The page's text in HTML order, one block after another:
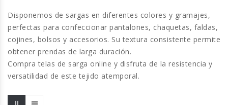
Disponemos de sargas en diferentes colores y gramajes,
perfectas para confeccionar pantalones, chaquetas, faldas,
cojines, bolsos y accesorios. Su textura consistente permite
obtener prendas de larga duración.
Compra telas de sarga online y disfruta de la resistencia y
versatilidad de este tejido atemporal.